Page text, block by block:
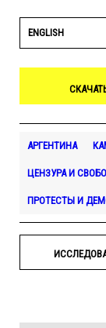
ENGLISH
АРГЕНТИНА
ЦЕНЗУРА И
ПРОТЕСТЫ И